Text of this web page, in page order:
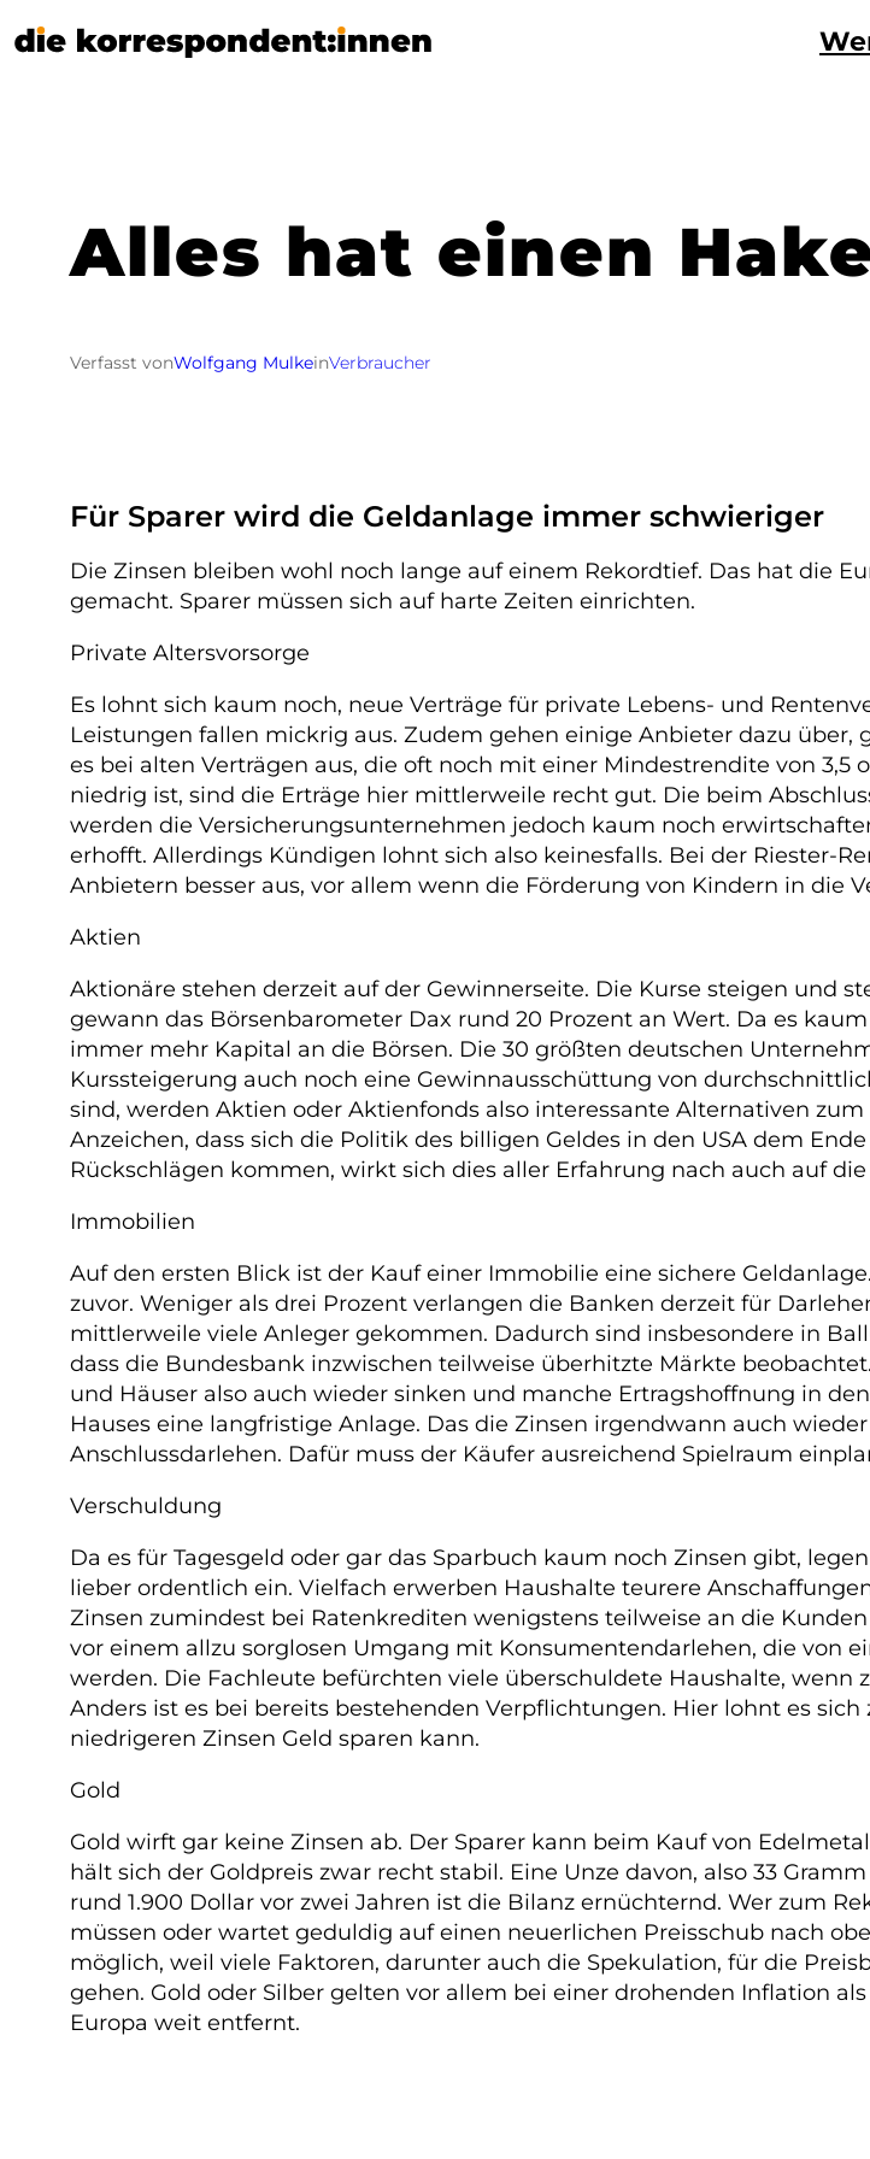
Alles hat einen
Verfasst vonWolfgang MulkeinVerbraucher
Für Sparer wird die Geldanlage immer schwieriger
Die Zinsen bleiben wohl noch lange auf einem Rekordtief. Das hat die
gemacht. Sparer müssen sich auf harte Zeiten einrichten.
Private Altersvorsorge
Es lohnt sich kaum noch, neue Verträge für private Lebens- und
Leistungen fallen mickrig aus. Zudem gehen einige Anbieter dazu
es bei alten Verträgen aus, die oft noch mit einer Mindestrendite von
niedrig ist, sind die Erträge hier mittlerweile recht gut. Die beim
werden die Versicherungsunternehmen jedoch kaum noch
erhofft. Allerdings Kündigen lohnt sich also keinesfalls. Bei der Riester-
Anbietern besser aus, vor allem wenn die Förderung von Kindern in die
Aktien
Aktionäre stehen derzeit auf der Gewinnerseite. Die Kurse steigen und
gewann das Börsenbarometer Dax rund 20 Prozent an Wert. Da es
immer mehr Kapital an die Börsen. Die 30 größten deutschen
Kurssteigerung auch noch eine Gewinnausschüttung von
sind, werden Aktien oder Aktienfonds also interessante Alternativen
Anzeichen, dass sich die Politik des billigen Geldes in den USA dem
Rückschlägen kommen, wirkt sich dies aller Erfahrung nach auch auf
Immobilien
Auf den ersten Blick ist der Kauf einer Immobilie eine sichere
zuvor. Weniger als drei Prozent verlangen die Banken derzeit für
mittlerweile viele Anleger gekommen. Dadurch sind insbesondere in
dass die Bundesbank inzwischen teilweise überhitzte Märkte
und Häuser also auch wieder sinken und manche Ertragshoffnung in
Hauses eine langfristige Anlage. Das die Zinsen irgendwann auch
Anschlussdarlehen. Dafür muss der Käufer ausreichend Spielraum
Verschuldung
Da es für Tagesgeld oder gar das Sparbuch kaum noch Zinsen gibt,
lieber ordentlich ein. Vielfach erwerben Haushalte teurere
Zinsen zumindest bei Ratenkrediten wenigstens teilweise an die
vor einem allzu sorglosen Umgang mit Konsumentendarlehen, die von
werden. Die Fachleute befürchten viele überschuldete Haushalte, wenn
Anders ist es bei bereits bestehenden Verpflichtungen. Hier lohnt es
niedrigeren Zinsen Geld sparen kann.
Gold
Gold wirft gar keine Zinsen ab. Der Sparer kann beim Kauf von
hält sich der Goldpreis zwar recht stabil. Eine Unze davon, also 33
rund 1.900 Dollar vor zwei Jahren ist die Bilanz ernüchternd. Wer zum
müssen oder wartet geduldig auf einen neuerlichen Preisschub nach
möglich, weil viele Faktoren, darunter auch die Spekulation, für die
gehen. Gold oder Silber gelten vor allem bei einer drohenden Inflation
Europa weit entfernt.